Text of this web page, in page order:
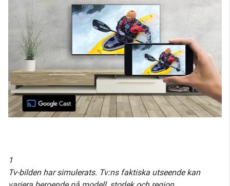
1
Tv-bilden har simulerats. Tv:ns faktiska utseende kan